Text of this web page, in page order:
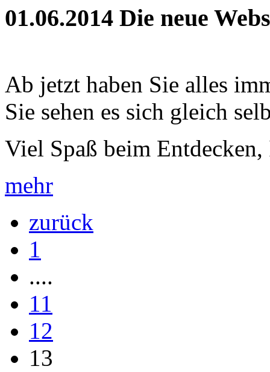
01.06.2014 Die neue
Ab jetzt haben Sie alles
Sie sehen es sich gleich
Viel Spaß beim
mehr
zurück
1
....
11
12
13